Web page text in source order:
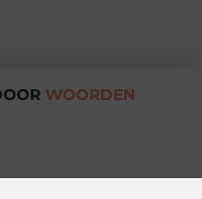
WOORDEN